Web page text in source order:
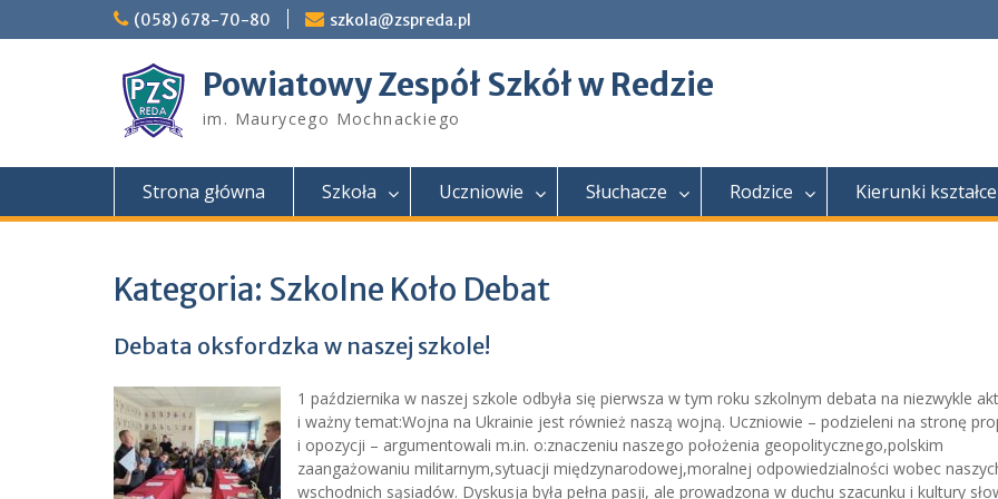
to
(058) 678-70-80 szkola@zspreda.pl
Powiatowy Zespół Szkół w Redzie
im. Maurycego Mochnackiego
Strona główna Szkoła Uczniowie Słuchacze Rodzice Kierunki
Kategoria: Szkolne Koło Debat
Debata oksfordzka w naszej szkole!
1 października w naszej szkole odbyła się pierwsza w tym roku szkolnym debata na niezwykle
i ważny temat:Wojna na Ukrainie jest również naszą wojną. Uczniowie – podzieleni na stronę
i opozycji – argumentowali m.in. o:znaczeniu naszego położenia geopolitycznego,polskim
zaangażowaniu militarnym,sytuacji międzynarodowej,moralnej odpowiedzialności wobec
wschodnich sąsiadów. Dyskusja była pełna pasji, ale prowadzona w duchu szacunku i kultury